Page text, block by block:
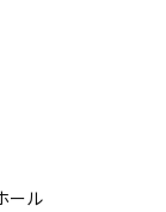
ール